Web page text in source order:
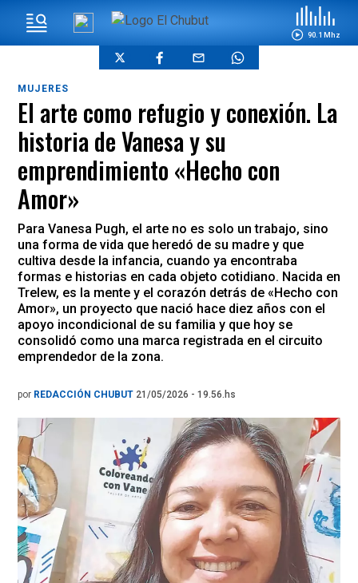
90.1 Mhz
MUJERES
El arte como refugio y conexión. La
historia de Vanesa y su
emprendimiento «Hecho con
Amor»
Para Vanesa Pugh, el arte no es solo un trabajo, sino
una forma de vida que heredó de su madre y que
cultiva desde la infancia, cuando ya encontraba
formas e historias en cada objeto cotidiano. Nacida en
Trelew, es la mente y el corazón detrás de «Hecho con
Amor», un proyecto que nació hace diez años con el
apoyo incondicional de su familia y que hoy se
consolidó como una marca registrada en el circuito
emprendedor de la zona.
por REDACCIÓN CHUBUT 21/05/2026 - 19.56.hs